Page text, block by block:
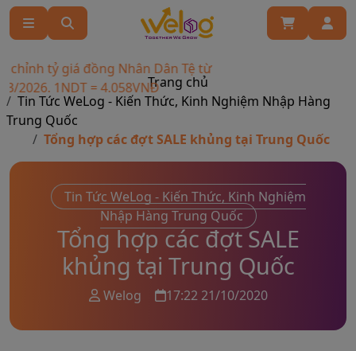
tỷ giá đồng Nhân Dân Tệ từ
1NDT = 4.058VNĐ
Trang chủ
Tin Tức WeLog - Kiến Thức, Kinh Nghiệm Nhập Hàng
Trung Quốc
Tổng hợp các đợt SALE khủng tại Trung Quốc
Tin Tức WeLog - Kiến Thức, Kinh Nghiệm
Nhập Hàng Trung Quốc
Tổng hợp các đợt SALE
khủng tại Trung Quốc
Welog 17:22 21/10/2020